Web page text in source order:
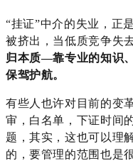
“挂证”中介的失业，正
被挤出，当低质竞争失
归本质—靠专业的知识
保驾护航。
有些人也许对目前的变
审，白名单，下证时间
题，其实，这也可以理
的，要管理的范围也是